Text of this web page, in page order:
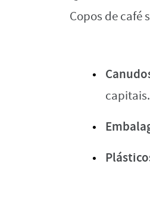
Copos de café
capitais.